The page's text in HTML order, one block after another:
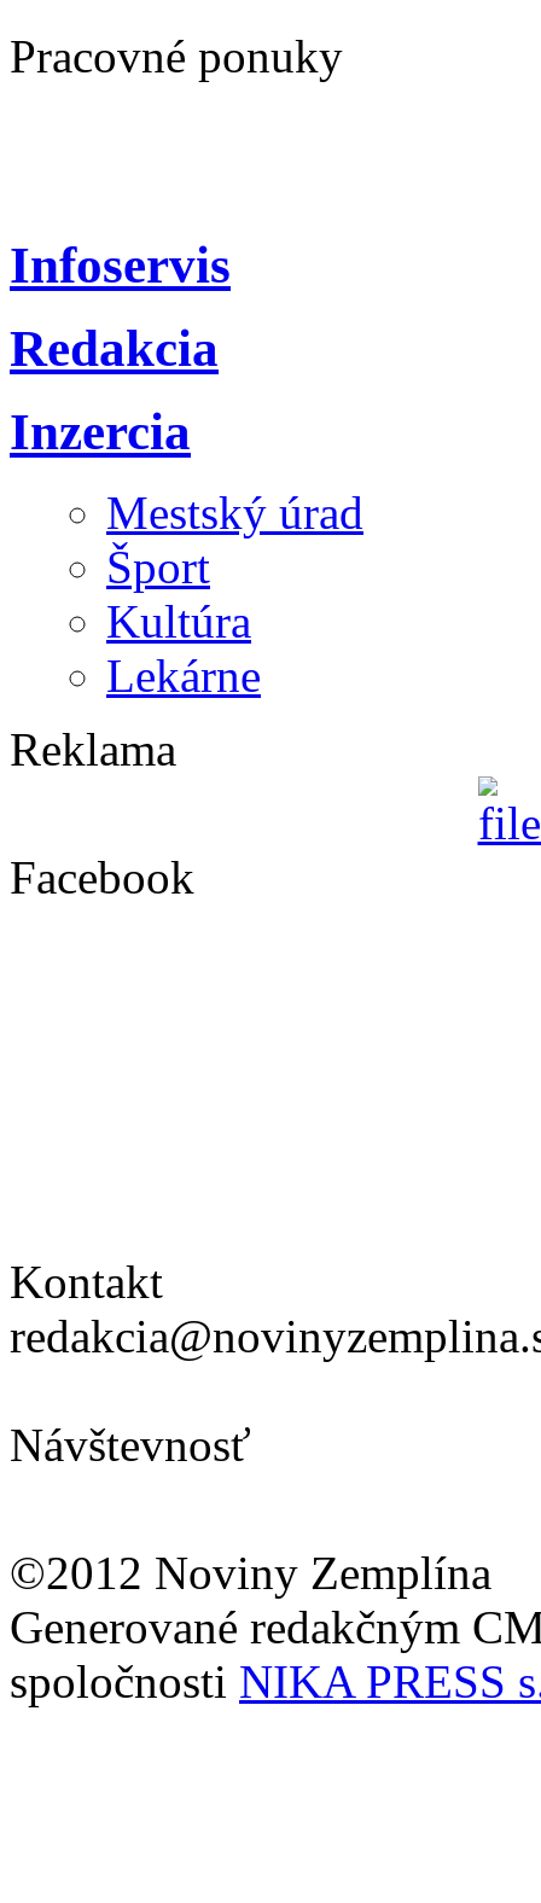
Pracovné ponuky
Infoservis
Redakcia
Inzercia
Mestský úrad
Šport
Kultúra
Lekárne
Reklama
Facebook
Kontakt
Návštevnosť
©2012 Noviny Zemplína
Generované redakčným
spoločnosti NIKA PRESS